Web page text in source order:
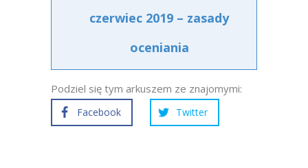
czerwiec 2019 – zasady
oceniania
Podziel się tym arkuszem ze znajomymi:
Facebook Twitter